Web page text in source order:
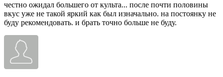
честно ожидал большего от культа... после почти половины
вкус уже не такой яркий как был изначально. на постоянку не
буду рекомендовать. и брать точно больше не буду.